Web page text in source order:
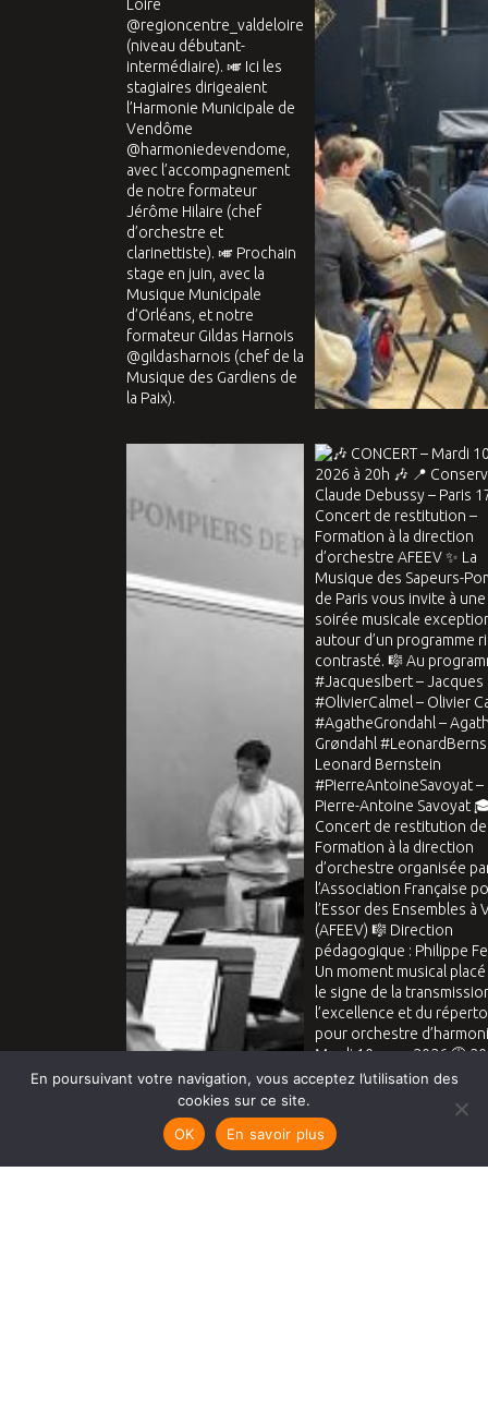
En poursuivant votre navigation, vous acceptez l’utilisation des
cookies sur ce site.
OK
En savoir plus